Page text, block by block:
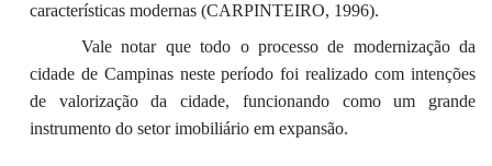
características modernas (CARPINTEIRO, 1996).
Vale notar que todo o processo de modernização da
cidade de Campinas neste período foi realizado com intenções
de valorização da cidade, funcionando como um grande
instrumento do setor imobiliário em expansão.